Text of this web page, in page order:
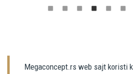
Megaconcept.rs web sajt koristi